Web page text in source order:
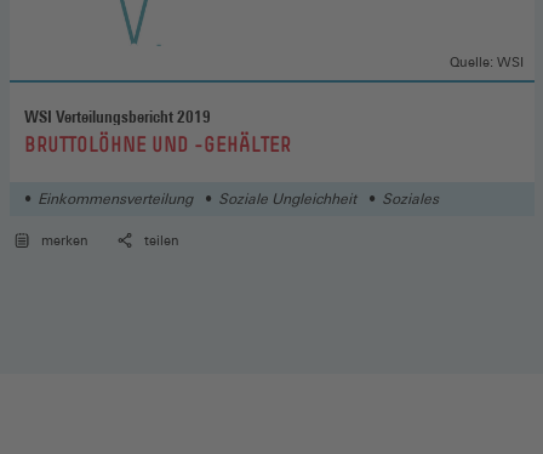
WSI Verteilungsbericht 2019
:BRUTTOLÖHNE UND -GEHÄLTER
Quelle: WSI
Einkommensverteilung Soziale Ungleichheit Soziales
merken teilen